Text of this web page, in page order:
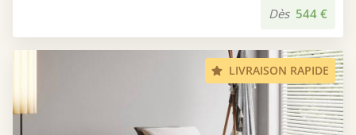
Dès 544 €
LIVRAISON RAPIDE